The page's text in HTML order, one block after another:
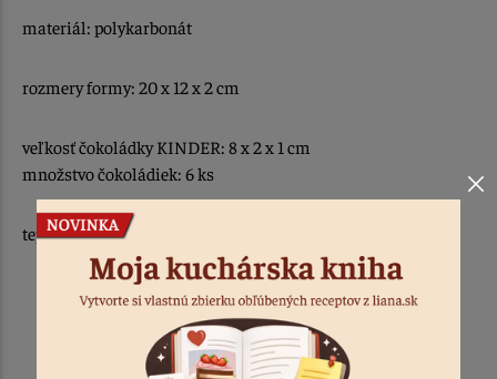
materiál: polykarbonát
rozmery formy: 20 x 12 x 2 cm
veľkosť čokoládky KINDER: 8 x 2 x 1 cm
množstvo čokoládiek: 6 ks
teplotná odolnosť: -10 až +50 °C